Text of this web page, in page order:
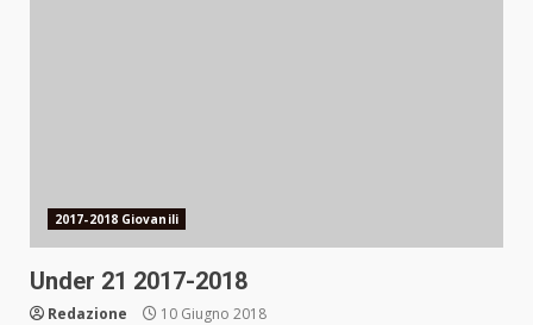
2017-2018 Giovanili
Under 21 2017-2018
Redazione 10 Giugno 2018